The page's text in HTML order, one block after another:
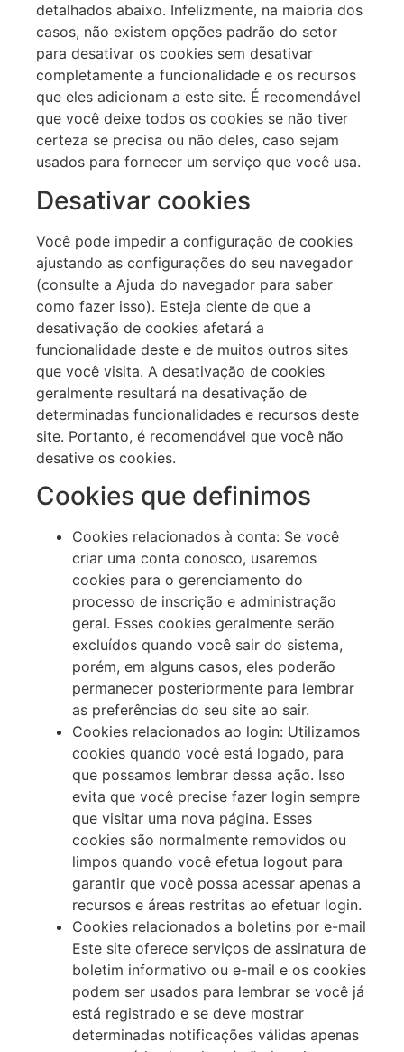
detalhados abaixo. Infelizmente, na maioria dos
casos, não existem opções padrão do setor
para desativar os cookies sem desativar
completamente a funcionalidade e os recursos
que eles adicionam a este site. É recomendável
que você deixe todos os cookies se não tiver
certeza se precisa ou não deles, caso sejam
usados para fornecer um serviço que você usa.
Desativar cookies
Você pode impedir a configuração de cookies
ajustando as configurações do seu navegador
(consulte a Ajuda do navegador para saber
como fazer isso). Esteja ciente de que a
desativação de cookies afetará a
funcionalidade deste e de muitos outros sites
que você visita. A desativação de cookies
geralmente resultará na desativação de
determinadas funcionalidades e recursos deste
site. Portanto, é recomendável que você não
desative os cookies.
Cookies que definimos
Cookies relacionados à conta: Se você
criar uma conta conosco, usaremos
cookies para o gerenciamento do
processo de inscrição e administração
geral. Esses cookies geralmente serão
excluídos quando você sair do sistema,
porém, em alguns casos, eles poderão
permanecer posteriormente para lembrar
as preferências do seu site ao sair.
Cookies relacionados ao login: Utilizamos
cookies quando você está logado, para
que possamos lembrar dessa ação. Isso
evita que você precise fazer login sempre
que visitar uma nova página. Esses
cookies são normalmente removidos ou
limpos quando você efetua logout para
garantir que você possa acessar apenas a
recursos e áreas restritas ao efetuar login.
Cookies relacionados a boletins por e-mail
Este site oferece serviços de assinatura de
boletim informativo ou e-mail e os cookies
podem ser usados para lembrar se você já
está registrado e se deve mostrar
determinadas notificações válidas apenas